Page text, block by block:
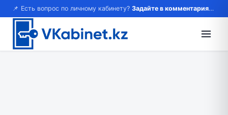
📌 Есть вопрос по личному кабинету? Задайте в комментариях — ответим!